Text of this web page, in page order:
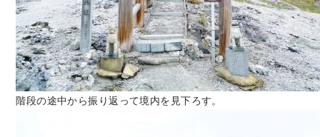
階段の途中から振り返って境内を見下ろす。